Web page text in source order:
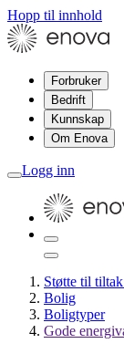
Hopp til innhold
Forbruker
Bedrift
Kunnskap
Om Enova
Logg inn
Støtte til
Bolig
Boligtyper
Gode